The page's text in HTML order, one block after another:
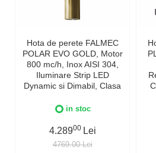
Hota de perete FALMEC
POLAR EVO GOLD, Motor
800 mc/h, Inox AISI 304,
Iluminare Strip LED
Dynamic si Dimabil, Clasa
Fabricatie Italia
in stoc
4.28900 Lei
4769.00 Lei